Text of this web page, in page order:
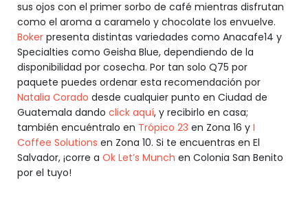
sus ojos con el primer sorbo de café mientras disfrutan
como el aroma a caramelo y chocolate los envuelve.
Boker presenta distintas variedades como Anacafe14 y
Specialties como Geisha Blue, dependiendo de la
disponibilidad por cosecha. Por tan solo Q75 por
paquete puedes ordenar esta recomendación por
Natalia Corado desde cualquier punto en Ciudad de
Guatemala dando click aquí, y recibirlo en casa;
también encuéntralo en Trópico 23 en Zona 16 y I
Coffee Solutions en Zona 10. Si te encuentras en El
Salvador, ¡corre a Ok Let’s Munch en Colonia San Benito
por el tuyo!